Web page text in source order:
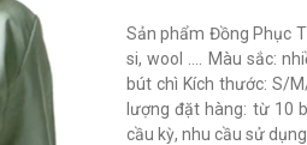
Sản phẩm Đồng Phục
si, wool …. Màu sắc:
bút chì Kích thước: S/
lượng đặt hàng: từ 10
cầu kỳ, nhu cầu sử dụng